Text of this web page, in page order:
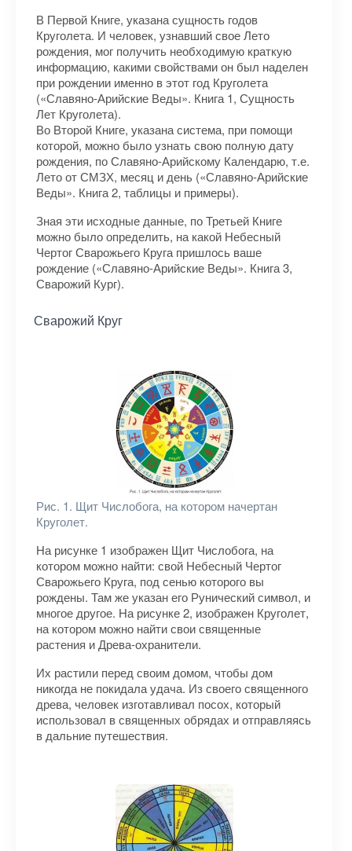
В Первой Книге, указана сущность годов
Круголета. И человек, узнавший свое Лето
рождения, мог получить необходимую краткую
информацию, какими свойствами он был наделен
при рождении именно в этот год Круголета
(«Славяно-Арийские Веды». Книга 1, Сущность
Лет Круголета).
Во Второй Книге, указана система, при помощи
которой, можно было узнать свою полную дату
рождения, по Славяно-Арийскому Календарю, т.е.
Лето от СМЗХ, месяц и день («Славяно-Арийские
Веды». Книга 2, таблицы и примеры).
Зная эти исходные данные, по Третьей Книге
можно было определить, на какой Небесный
Чертог Сварожьего Круга пришлось ваше
рождение («Славяно-Арийские Веды». Книга 3,
Сварожий Кург).
Сварожий Круг
Рис. 1. Щит Числобога, на котором начертан
Круголет.
На рисунке 1 изображен Щит Числобога, на
котором можно найти: свой Небесный Чертог
Сварожьего Круга, под сенью которого вы
рождены. Там же указан его Рунический символ, и
многое другое. На рисунке 2, изображен Круголет,
на котором можно найти свои священные
растения и Древа-охранители.
Их растили перед своим домом, чтобы дом
никогда не покидала удача. Из своего священного
древа, человек изготавливал посох, который
использовал в священных обрядах и отправляясь
в дальние путешествия.